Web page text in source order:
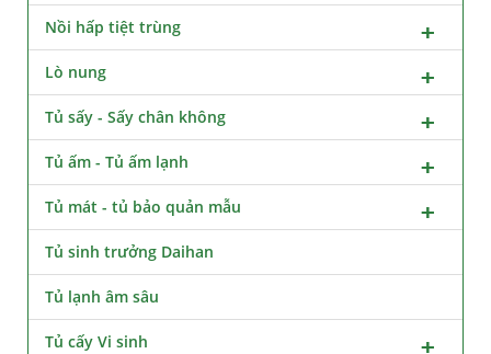
Nồi hấp tiệt trùng
Lò nung
Tủ sấy - Sấy chân không
Tủ ấm - Tủ ấm lạnh
Tủ mát - tủ bảo quản mẫu
Tủ sinh trưởng Daihan
Tủ lạnh âm sâu
Tủ cấy Vi sinh